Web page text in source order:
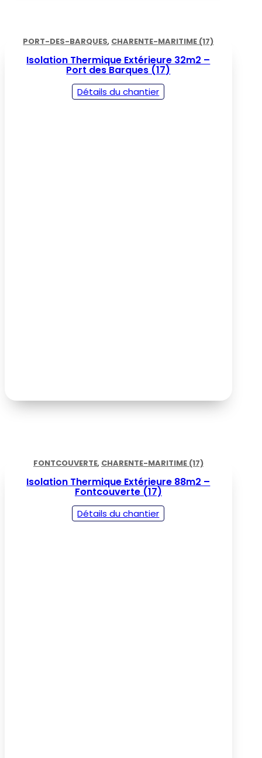
PORT-DES-BARQUES, CHARENTE-MARITIME (17)
Isolation Thermique Extérieure 32m2 –
Port des Barques (17)
Détails du chantier
FONTCOUVERTE, CHARENTE-MARITIME (17)
Isolation Thermique Extérieure 88m2 –
Fontcouverte (17)
Détails du chantier